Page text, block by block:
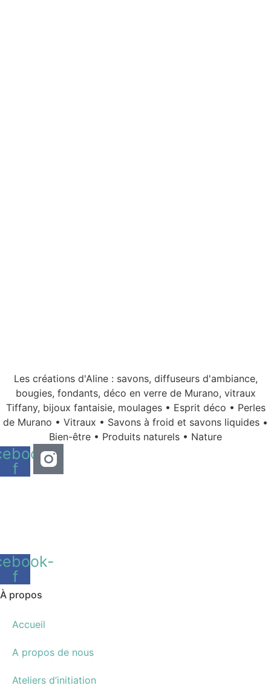
Les créations d'Aline : savons, diffuseurs d'ambiance,
bougies, fondants, déco en verre de Murano, vitraux
Tiffany, bijoux fantaisie, moulages • Esprit déco • Perles
de Murano • Vitraux • Savons à froid et savons liquides •
Bien-être • Produits naturels • Nature
f
f
À propos
Accueil
A propos de nous
Ateliers d’initiation